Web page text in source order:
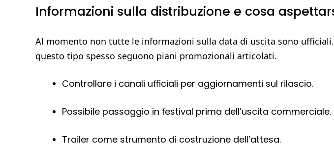
Informazioni sulla distribuzione e cosa
Al momento non tutte le informazioni sulla data di uscita sono
questo tipo spesso seguono piani promozionali articolati.
Controllare i canali ufficiali per aggiornamenti sul rilascio.
Possibile passaggio in festival prima dell’uscita commerciale.
Trailer come strumento di costruzione dell’attesa.